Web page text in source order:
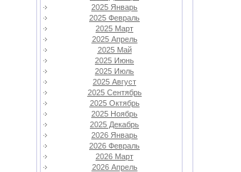
2025 Январь
2025 Февраль
2025 Март
2025 Апрель
2025 Май
2025 Июнь
2025 Июль
2025 Август
2025 Сентябрь
2025 Октябрь
2025 Ноябрь
2025 Декабрь
2026 Январь
2026 Февраль
2026 Март
2026 Апрель